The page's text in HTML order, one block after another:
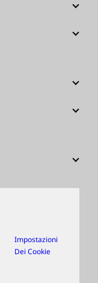
Impostazioni
Dei Cookie